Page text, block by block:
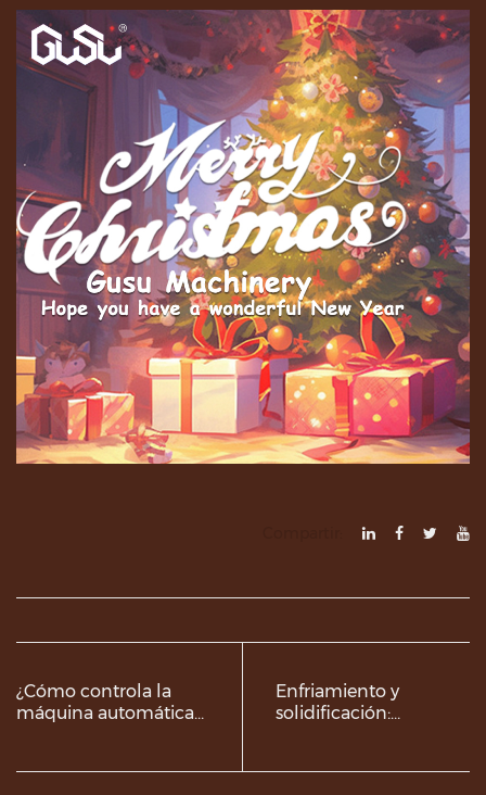
¿Cómo controla la
máquina automática
calidad del chocolate?
Enfriamiento y
solidificación:
producción de chispas